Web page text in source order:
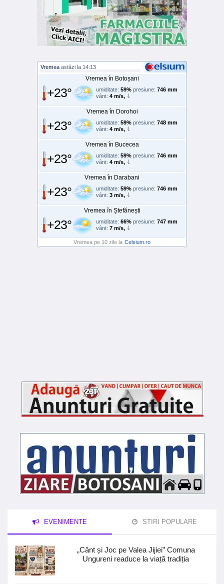
Vremea astăzi la 14:13
Vremea în Botoșani
+23° umiditate: 59% presiune: 746 mm
vânt: 4 m/s,
Vremea în Dorohoi
+23° umiditate: 59% presiune: 748 mm
vânt: 4 m/s,
Vremea în Bucecea
+23° umiditate: 59% presiune: 746 mm
vânt: 4 m/s,
Vremea în Darabani
+23° umiditate: 59% presiune: 746 mm
vânt: 3 m/s,
Vremea în Ștefănești
+23° umiditate: 66% presiune: 747 mm
vânt: 7 m/s,
Vremea pe 10 zile la Celsium.ro
EVENIMENTE STIRI POPULARE
„Cânt și Joc pe Valea Jijiei” Comuna
Ungureni readuce la viață tradiția